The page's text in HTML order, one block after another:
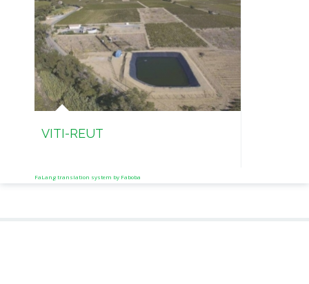
VITI-REUT
FaLang translation system by Faboba